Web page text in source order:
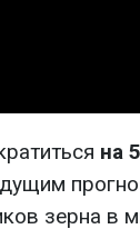
на
зерна в